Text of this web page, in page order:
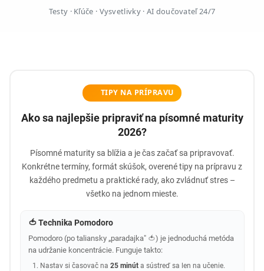
Testy · Kľúče · Vysvetlivky · AI doučovateľ 24/7
TIPY NA PRÍPRAVU
Ako sa najlepšie pripraviť na písomné maturity
2026?
Písomné maturity sa blížia a je čas začať sa pripravovať.
Konkrétne termíny, formát skúšok, overené tipy na prípravu z
každého predmetu a praktické rady, ako zvládnuť stres –
všetko na jednom mieste.
🍅 Technika Pomodoro
Pomodoro (po taliansky „paradajka" 🍅) je jednoduchá metóda
na udržanie koncentrácie. Funguje takto:
Nastav si časovač na25 minút a sústreď sa len na učenie.